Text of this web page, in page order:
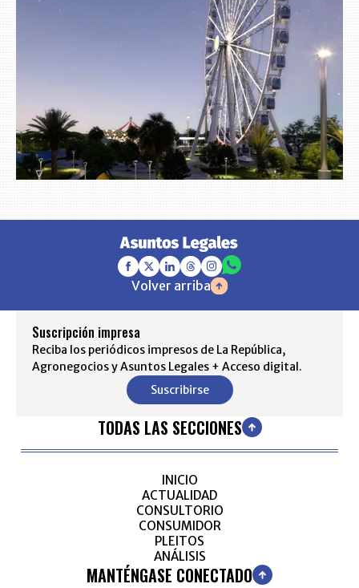
Volver arriba
Suscripción impresa
Reciba los periódicos impresos de La República,
Agronegocios y Asuntos Legales + Acceso digital.
Suscribirse
TODAS LAS SECCIONES
INICIO
ACTUALIDAD
CONSULTORIO
CONSUMIDOR
PLEITOS
ANÁLISIS
MANTÉNGASE CONECTADO